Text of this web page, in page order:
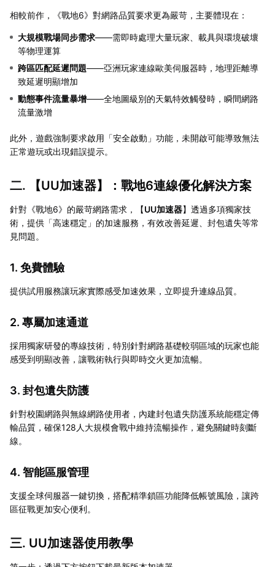
相較前作，《戰地6》對網路品質要求更為嚴苛，主要體現在：
大規模戰場同步需求——需即時處理大量玩家、載具與環境破壞
等物理運算
跨區匹配延遲問題——亞洲玩家連線歐美伺服器時，地理距離導
致延遲明顯增加
動態事件流量暴增——全地圖級別的天氣特效觸發時，瞬間網路
流量激增
此外，遊戲強制要求啟用「安全啟動」功能，未開啟可能導致無法
正常遊玩或出現錯誤提示。
二. 【UU加速器】：戰地6連線優化解決方案
針對《戰地6》的嚴苛網路需求，【UU加速器】透過多項獨家技
術，提供「高速穩定」的加速服務，有效改善延遲、封包遺失等常
見問題。
1. 免費體驗
提供試用服務讓玩家實際感受加速效果，立即提升連線品質。
2. 專屬加速通道
採用獨家研發的專線技術，特別針對網路基礎較弱區域的玩家也能
感受到明顯改善，讓戰術執行與即時交火更加流暢。
3. 封包遺失防護
針對校園網路與無線網路使用者，內建封包遺失防護系統能穩定傳
輸品質，確保128人大規模會戰中維持流暢操作，避免關鍵時刻斷
線。
4. 智能區服管理
支援全球伺服器一鍵切換，搭配精準鎖區功能降低帳號風險，讓跨
區征戰更加安心便利。
三. UU加速器使用教學